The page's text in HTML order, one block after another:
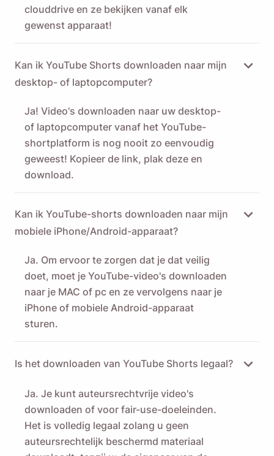
clouddrive en ze bekijken vanaf elk
gewenst apparaat!
Kan ik YouTube Shorts downloaden naar mijn
desktop- of laptopcomputer?
Ja! Video's downloaden naar uw desktop-
of laptopcomputer vanaf het YouTube-
shortplatform is nog nooit zo eenvoudig
geweest! Kopieer de link, plak deze en
download.
Kan ik YouTube-shorts downloaden naar mijn
mobiele iPhone/Android-apparaat?
Ja. Om ervoor te zorgen dat je dat veilig
doet, moet je YouTube-video's downloaden
naar je MAC of pc en ze vervolgens naar je
iPhone of mobiele Android-apparaat
sturen.
Is het downloaden van YouTube Shorts legaal?
Ja. Je kunt auteursrechtvrije video's
downloaden of voor fair-use-doeleinden.
Het is volledig legaal zolang u geen
auteursrechtelijk beschermd materiaal